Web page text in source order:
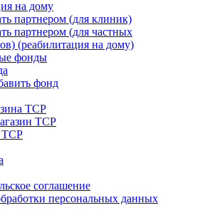
на дому
партнером (для клиник)
партнером (для частных
(реабилитация на дому)
фонды
фонд
ТСР
ТСР
ТСР
соглашение
персональных данных